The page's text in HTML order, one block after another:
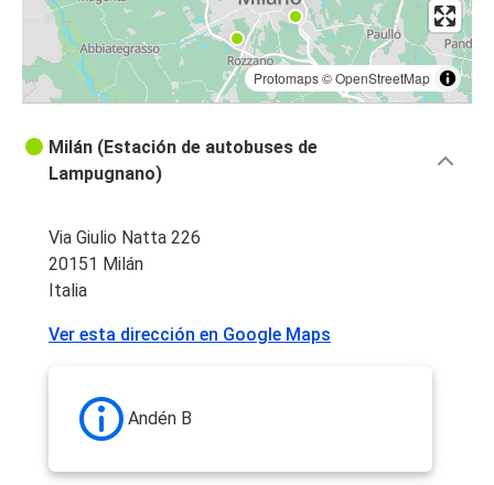
Protomaps©OpenStreetMap
Milán (Estación de autobuses de
Lampugnano)
Via Giulio Natta 226
20151 Milán
Italia
Ver esta dirección en Google Maps
Andén B